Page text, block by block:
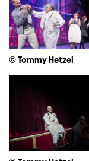
© Tommy Hetzel